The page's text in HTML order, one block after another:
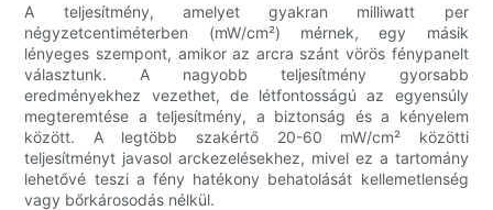
A teljesítmény, amelyet gyakran milliwatt per
négyzetcentiméterben (mW/cm²) mérnek, egy másik
lényeges szempont, amikor az arcra szánt vörös fénypanelt
választunk. A nagyobb teljesítmény gyorsabb
eredményekhez vezethet, de létfontosságú az egyensúly
megteremtése a teljesítmény, a biztonság és a kényelem
között. A legtöbb szakértő 20-60 mW/cm² közötti
teljesítményt javasol arckezelésekhez, mivel ez a tartomány
lehetővé teszi a fény hatékony behatolását kellemetlenség
vagy bőrkárosodás nélkül.